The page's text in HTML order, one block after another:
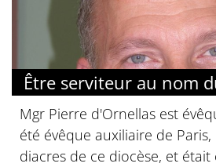
Être serviteur au nom
Mgr Pierre d'Ornellas est
été évêque auxiliaire de
diacres de ce diocèse, et était